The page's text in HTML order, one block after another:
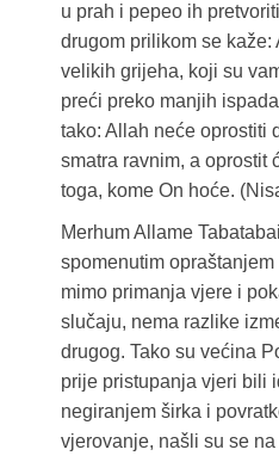
u prah i pepeo ih
drugom prilikom se kaže:
velikih grijeha, koji su
preći preko manjih
tako: Allah neće oprostiti
smatra ravnim, a oprostit
toga, kome On hoće.
Merhum Allame
spomenutim
mimo primanja vjere i
slučaju, nema razlike
drugog. Tako su većina
prije pristupanja vjeri bili
negiranjem širka i
vjerovanje, našli su se